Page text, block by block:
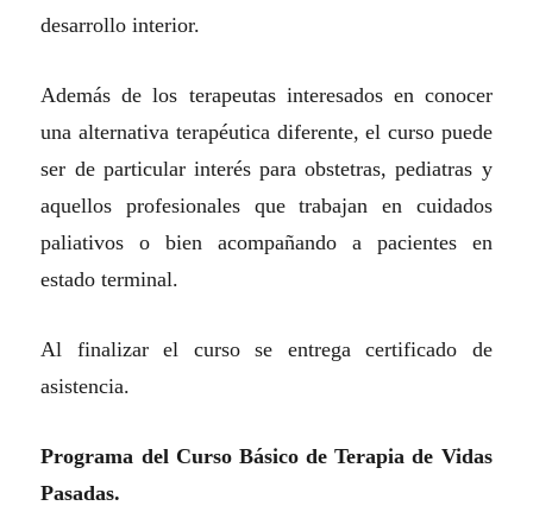
desarrollo interior.
Además de los terapeutas interesados en conocer
una alternativa terapéutica diferente, el curso puede
ser de particular interés para obstetras, pediatras y
aquellos profesionales que trabajan en cuidados
paliativos o bien acompañando a pacientes en
estado terminal.
Al finalizar el curso se entrega certificado de
asistencia.
Programa del Curso Básico de Terapia de Vidas
Pasadas.